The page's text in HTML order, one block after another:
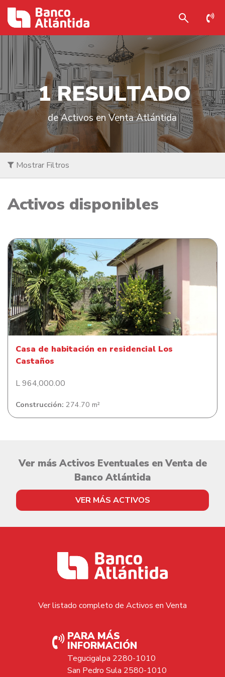
1 RESULTADO
de Activos en Venta Atlántida
Mostrar Filtros
Activos disponibles
Casa de habitación en residencial Los Castaños
Casa de habitación en residencial Los
Castaños
L 964,000.00
Construcción: 274.70 m²
Ver más Activos Eventuales en Venta de
Banco Atlántida
VER MÁS ACTIVOS
Ver listado completo de Activos en Venta
PARA MÁS
INFORMACIÓN
Tegucigalpa 2280-1010
San Pedro Sula 2580-1010